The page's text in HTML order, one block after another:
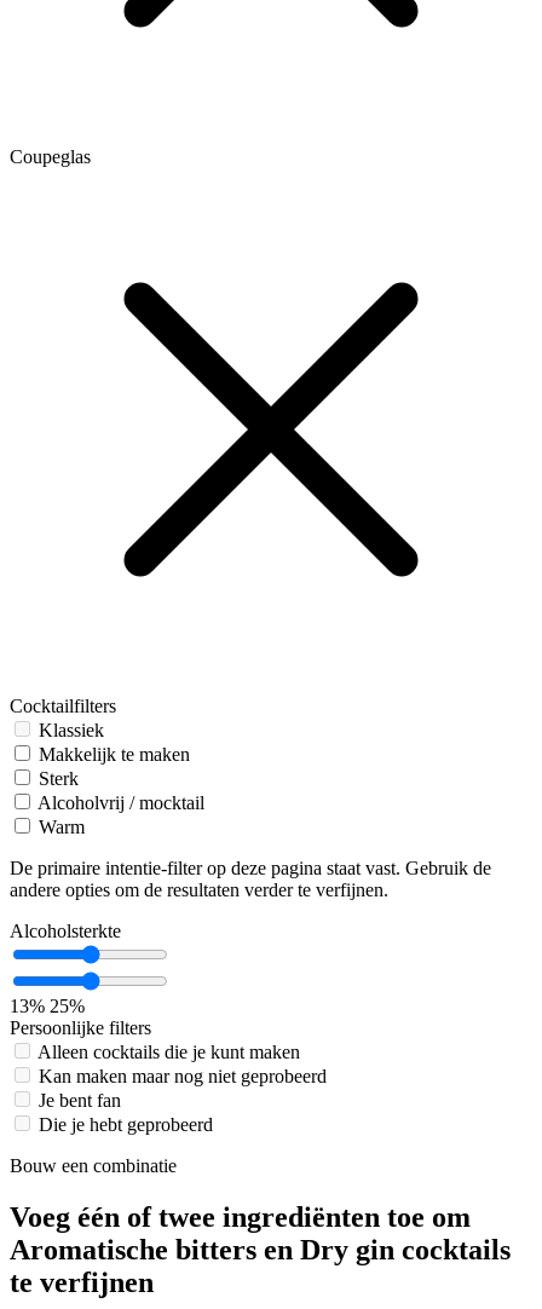
Coupeglas
Cocktailfilters
Klassiek
Makkelijk te maken
Sterk
Alcoholvrij / mocktail
Warm
De primaire intentie-filter op deze pagina staat vast. Gebruik de
andere opties om de resultaten verder te verfijnen.
Alcoholsterkte
13% 25%
Persoonlijke filters
Alleen cocktails die je kunt maken
Kan maken maar nog niet geprobeerd
Je bent fan
Die je hebt geprobeerd
Bouw een combinatie
Voeg één of twee ingrediënten toe om
Aromatische bitters en Dry gin cocktails
te verfijnen